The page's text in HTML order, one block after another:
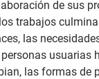
de sus
trabajos
las
usuarias
las formas de